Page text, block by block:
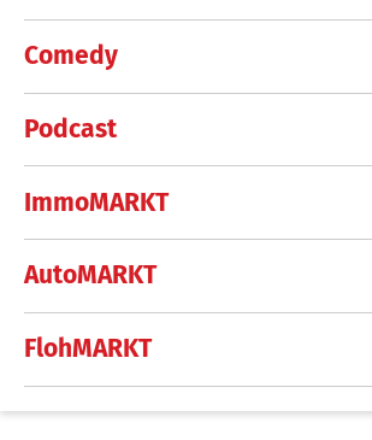
Comedy
Podcast
ImmoMARKT
AutoMARKT
FlohMARKT